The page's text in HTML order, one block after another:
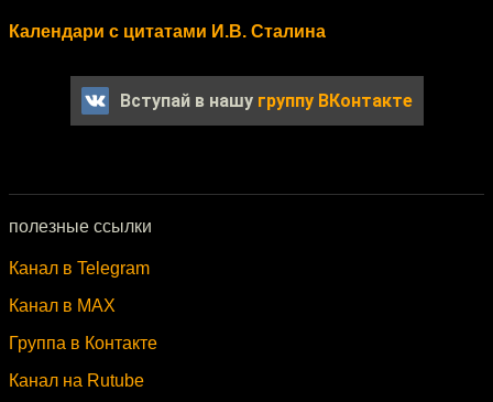
Календари с цитатами И.В. Сталина
Вступай в нашу группу ВКонтакте
полезные ссылки
Канал в Telegram
Канал в MAX
Группа в Контакте
Канал на Rutube